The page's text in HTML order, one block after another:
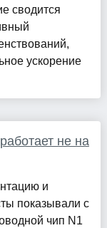
сводится
ускорение
не на
и
показывали с
чип N1